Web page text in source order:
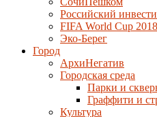
Российский
FIFA World Cup 2018
Эко-Берег
Город
АрхиНегатив
Городская среда
Парки и
Граффити и
Культура